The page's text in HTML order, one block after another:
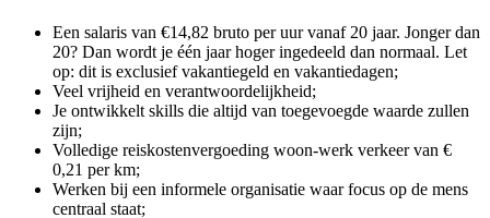
Een salaris van €14,82 bruto per uur vanaf 20 jaar. Jonger dan
20? Dan wordt je één jaar hoger ingedeeld dan normaal. Let
op: dit is exclusief vakantiegeld en vakantiedagen;
Veel vrijheid en verantwoordelijkheid;
Je ontwikkelt skills die altijd van toegevoegde waarde zullen
zijn;
Volledige reiskostenvergoeding woon-werk verkeer van €
0,21 per km;
Werken bij een informele organisatie waar focus op de mens
centraal staat;